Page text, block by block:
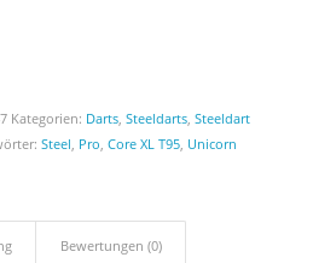
Kategorien: Darts, Steeldarts, Steeldart
Steel Pro Core XL T95, Unicorn
Bewertungen (0)